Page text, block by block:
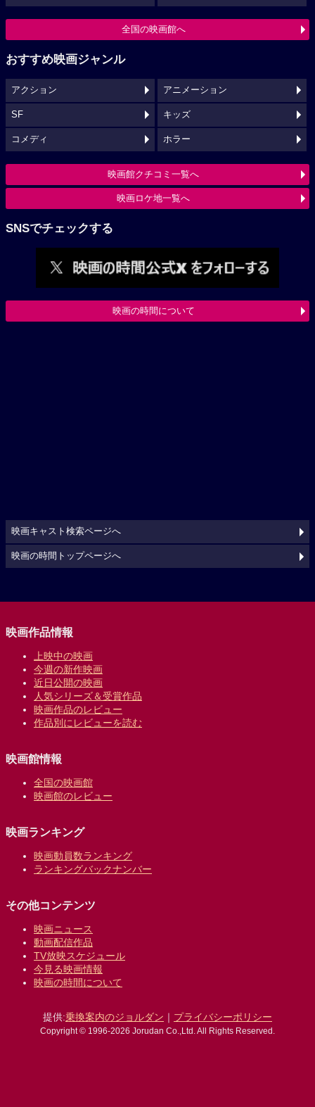
全国の映画館へ
おすすめ映画ジャンル
アクション アニメーション
SF キッズ
コメディ ホラー
映画館クチコミ一覧へ
映画ロケ地一覧へ
SNSでチェックする
映画の時間について
映画キャスト検索ページへ
映画の時間トップページへ
映画作品情報
上映中の映画
今週の新作映画
近日公開の映画
人気シリーズ＆受賞作品
映画作品のレビュー
作品別にレビューを読む
映画館情報
全国の映画館
映画館のレビュー
映画ランキング
映画動員数ランキング
ランキングバックナンバー
その他コンテンツ
映画ニュース
動画配信作品
TV放映スケジュール
今見る映画情報
映画の時間について
提供:乗換案内のジョルダン ｜ プライバシーポリシー
Copyright © 1996-2026 Jorudan Co.,Ltd. All Rights Reserved.